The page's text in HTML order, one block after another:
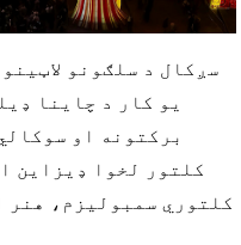
سږکال د سلګونو
یو کار د چاینا
برکتونه او
کلتور لخوا ډیزاین
کلتوري سمبولیزم، هنر